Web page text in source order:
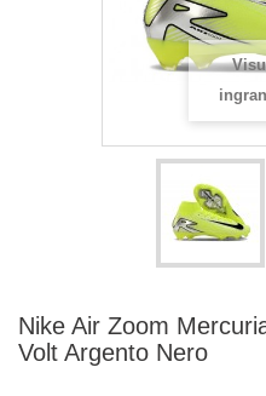
Nike Air Zoom
Volt Argento Nero